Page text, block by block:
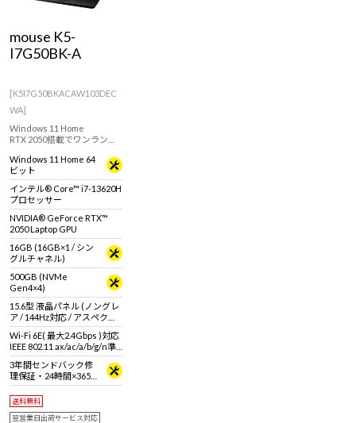
Windows 11
mouse K5-
I7G50BK-A
[K5I7G50BKACAW103DEC
WA]
Windows 11 Home
RTX 2050搭載でワンランク
対応液晶パネル採用で軽い
動画編集やライトゲームに
もおすすめ！
Windows 11 Home 64
ビット
インテル® Core™ i7-13620H
プロセッサー
NVIDIA® GeForce RTX™
2050 Laptop GPU
16GB (16GB×1 / シン
グルチャネル)
500GB (NVMe
Gen4×4)
15.6型 液晶パネル (ノングレ
ア / 144Hz対応 / アスペクト
比16:9)
Wi-Fi 6E( 最大2.4Gbps )対応
IEEE 802.11 ax/ac/a/b/g/n準
拠 ＋ Bluetooth 5内蔵
3年間センドバック修
理保証・24時間×365
日電話サポート
送料無料
翌営業日出荷サービス対応